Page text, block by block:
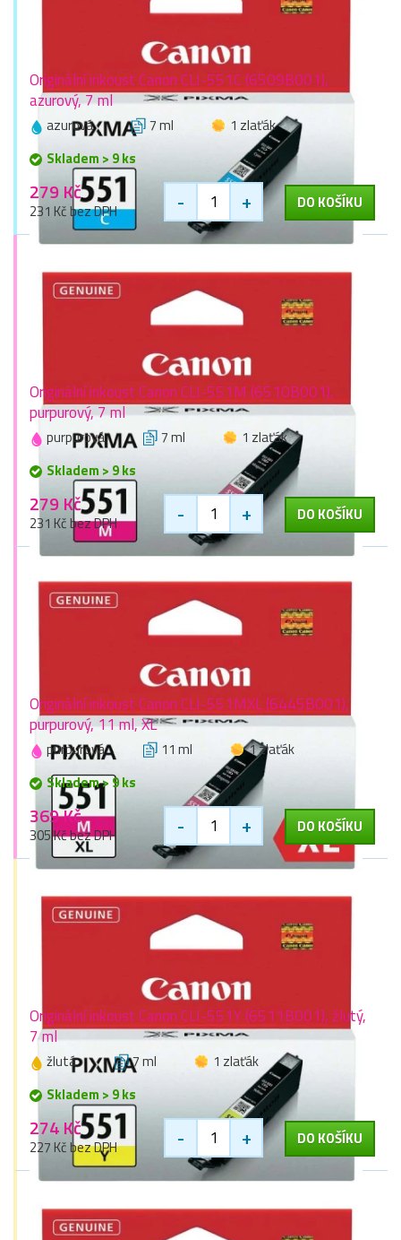
Originální inkoust Canon CLI-551C (6509B001),
azurový, 7 ml
azurová 7 ml
1 zlaťák
Skladem > 9 ks
279 Kč
231 Kč bez DPH - + DO KOŠÍKU
Originální inkoust Canon CLI-551M (6510B001),
purpurový, 7 ml
purpurová 7 ml
1 zlaťák
Skladem > 9 ks
279 Kč
231 Kč bez DPH - + DO KOŠÍKU
Originální inkoust Canon CLI-551MXL (6445B001),
purpurový, 11 ml, XL
purpurová 11 ml
1 zlaťák
Skladem > 9 ks
369 Kč
305 Kč bez DPH - + DO KOŠÍKU
Originální inkoust Canon CLI-551Y (6511B001), žlutý,
7 ml
žlutá 7 ml
1 zlaťák
Skladem > 9 ks
274 Kč
227 Kč bez DPH - + DO KOŠÍKU